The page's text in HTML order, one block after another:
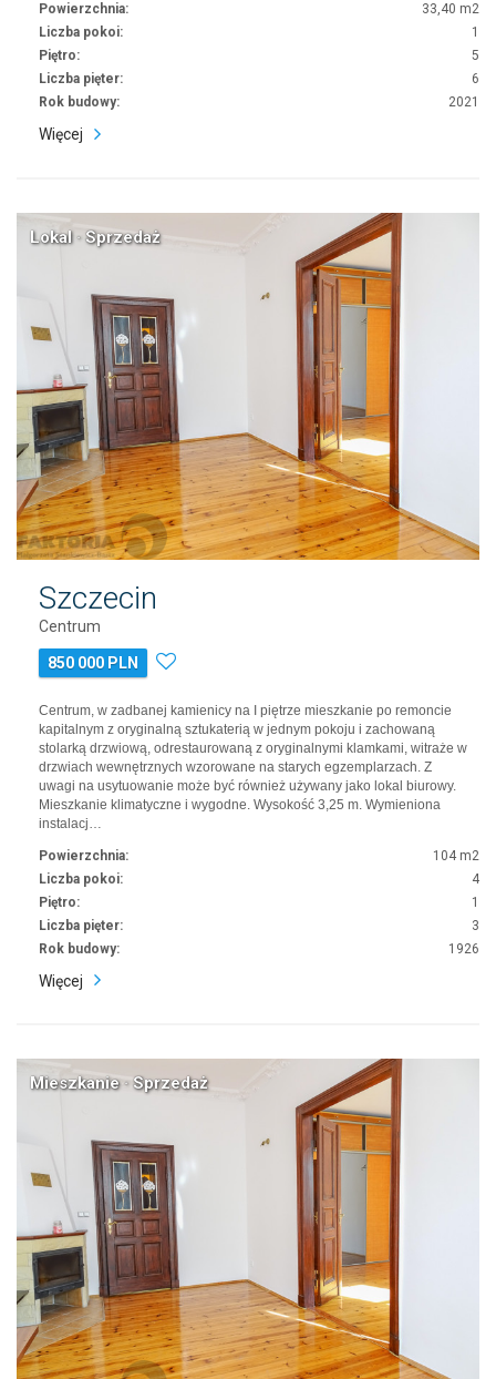
Powierzchnia:
33,40 m2
Liczba pokoi:
1
Piętro:
5
Liczba pięter:
6
Rok budowy:
2021
Więcej
Lokal · Sprzedaż
Szczecin
Centrum
850 000 PLN
Centrum, w zadbanej kamienicy na I piętrze mieszkanie po remoncie
kapitalnym z oryginalną sztukaterią w jednym pokoju i zachowaną
stolarką drzwiową, odrestaurowaną z oryginalnymi klamkami, witraże w
drzwiach wewnętrznych wzorowane na starych egzemplarzach. Z
uwagi na usytuowanie może być również używany jako lokal biurowy.
Mieszkanie klimatyczne i wygodne. Wysokość 3,25 m. Wymieniona
instalacj…
Powierzchnia:
104 m2
Liczba pokoi:
4
Piętro:
1
Liczba pięter:
3
Rok budowy:
1926
Więcej
Mieszkanie · Sprzedaż